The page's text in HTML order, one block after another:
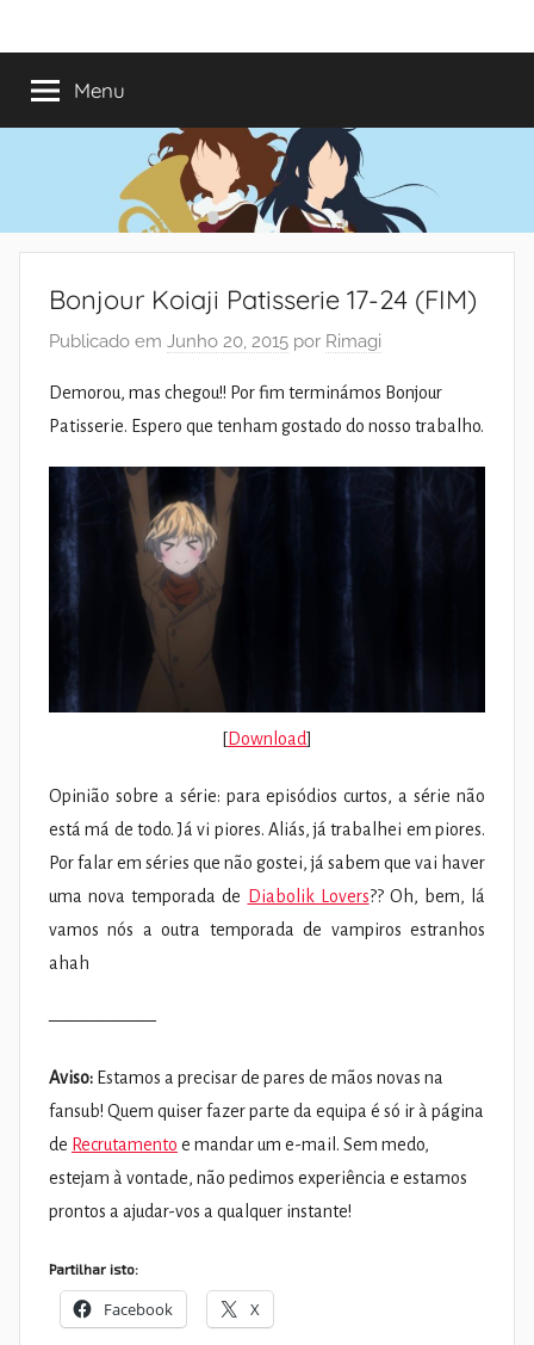
paraMundo
do
Shoujo
anos
a
romances
Menu
Bonjour Koiaji Patisserie 17-24 (FIM)
Publicado em Junho 20, 2015 por Rimagi
Demorou, mas chegou!! Por fim terminámos Bonjour
Patisserie. Espero que tenham gostado do nosso trabalho.
[Download]
Opinião sobre a série: para episódios curtos, a série não
está má de todo. Já vi piores. Aliás, já trabalhei em piores.
Por falar em séries que não gostei, já sabem que vai haver
uma nova temporada de
Diabolik Lovers?? Oh, bem, lá
vamos nós a outra temporada de vampiros estranhos
ahah
——————
Aviso: Estamos a precisar de pares de mãos novas na
fansub! Quem quiser fazer parte da equipa é só ir à página
de Recrutamento e mandar um e-mail. Sem medo,
estejam à vontade, não pedimos experiência e estamos
prontos a ajudar-vos a qualquer instante!
Partilhar isto:
Facebook X